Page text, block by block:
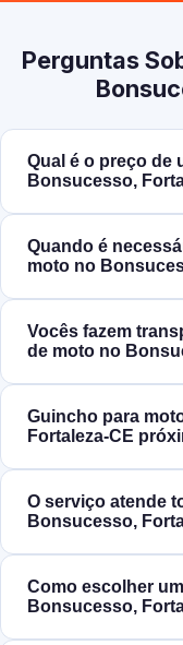
Perguntas
Qual é o preço de
Bonsucesso,
Quando é
moto no
Vocês fazem
de moto no
Guincho para
Fortaleza‑CE
O serviço atende
Bonsucesso,
Como escolher
Bonsucesso,